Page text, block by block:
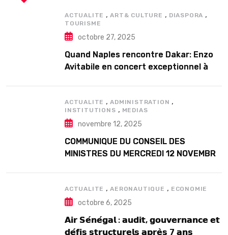
ACTUALITE ,ART& CULTURE , DIASPORA ,
TOURISME
octobre 27, 2025
Quand Naples rencontre Dakar: Enzo
Avitabile en concert exceptionnel à
ACTUALITE ,ADMINISTRATION ,
INSTITUTIONS , MEDIAS
novembre 12, 2025
COMMUNIQUE DU CONSEIL DES
MINISTRES DU MERCREDI 12 NOVEMBRE
ACTUALITE ,AERONAUTIQUE , ECONOMIE
octobre 6, 2025
𝗔𝗶𝗿 𝗦𝗲́𝗻𝗲́𝗴𝗮𝗹 : 𝗮𝘂𝗱𝗶𝘁, 𝗴𝗼𝘂𝘃𝗲𝗿𝗻𝗮𝗻𝗰𝗲 𝗲𝘁
𝗱𝗲́𝗳𝗶𝘀 𝘀𝘁𝗿𝘂𝗰𝘁𝘂𝗿𝗲𝗹𝘀 𝗮𝗽𝗿𝗲̀𝘀 7 𝗮𝗻𝘀